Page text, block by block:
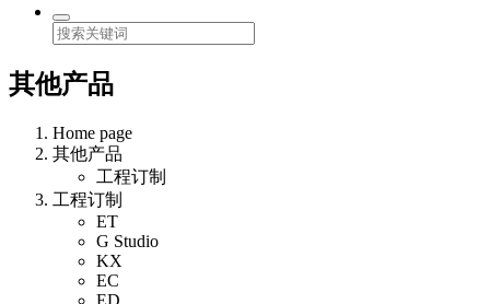
其他产品
Home page
其他产品
工程订制
工程订制
ET
G Studio
KX
EC
ED